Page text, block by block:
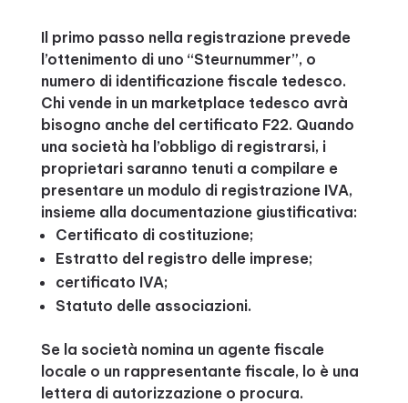
Il primo passo nella registrazione prevede
l’ottenimento di uno “Steurnummer”, o
numero di identificazione fiscale tedesco.
Chi vende in un marketplace tedesco avrà
bisogno anche del certificato F22. Quando
una società ha l’obbligo di registrarsi, i
proprietari saranno tenuti a compilare e
presentare un modulo di registrazione IVA,
insieme alla documentazione giustificativa:
Certificato di costituzione;
Estratto del registro delle imprese;
certificato IVA;
Statuto delle associazioni.
Se la società nomina un agente fiscale
locale o un rappresentante fiscale, lo è una
lettera di autorizzazione o procura.